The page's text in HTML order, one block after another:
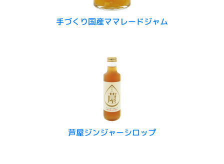
手づくり国産ママレードジャム
芦屋ジンジャーシロップ